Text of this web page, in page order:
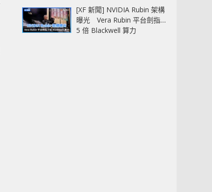
[XF 新聞] NVIDIA Rubin 架構
曝光 Vera Rubin 平台劍指
5 倍 Blackwell 算力